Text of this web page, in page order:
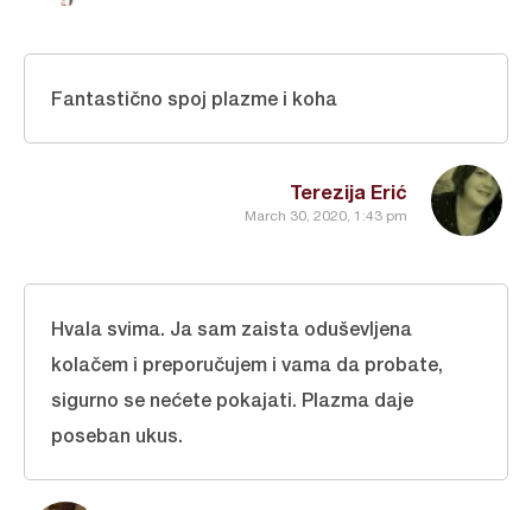
Terezija Erić
March 30, 2020, 1:43 pm
Fantastično spoj plazme i koha
Hvala svima. Ja sam zaista oduševljena
kolačem i preporučujem i vama da probate,
sigurno se nećete pokajati. Plazma daje
poseban ukus.